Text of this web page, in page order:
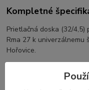
Kompletné
Prietlačná doska (32/
Rma 27 k
Hořovice.